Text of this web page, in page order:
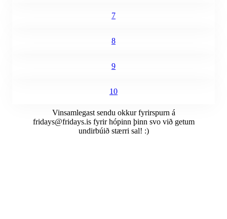
7
8
9
10
Vinsamlegast sendu okkur fyrirspurn á
fridays@fridays.isfyrir hópinn þinn svo við getum
undirbúið stærri sal! :)